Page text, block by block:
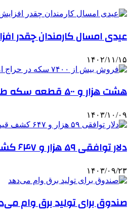
عیدی امسال کارمندان چقدر
۱۴۰۲/۱۱/۱۵
هشت هزار و ۵۰۰ قطعه سکه طلا به فروش رسید
۱۴۰۳/۱۰/۰۹
دلار توافقی ۵۹ هزار و ۶۴۷ کشف قیمت شد
۱۴۰۳/۰۹/۲۳
صندوق برای تولید برق وام